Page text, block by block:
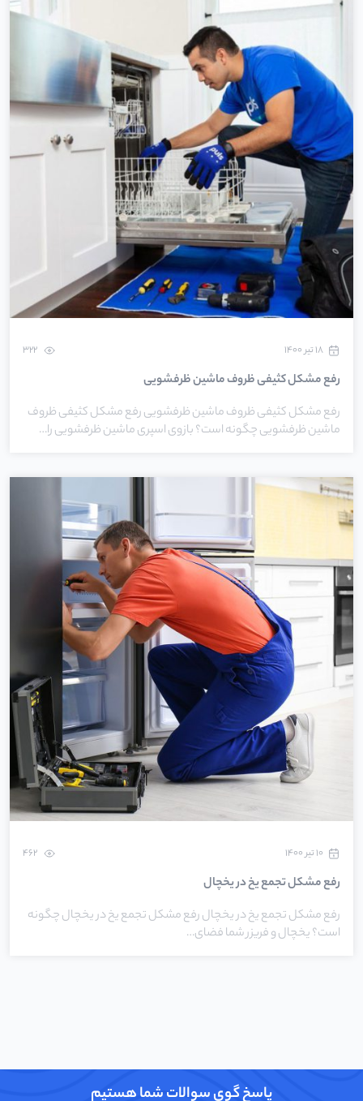
۱۸ تیر ۱۴۰۰
رفع مشکل کثیفی ظروف ماشین ظرفشویی
رفع مشکل کثیفی ظروف ماشین ظرفشویی رفع مشکل کثیفی ظروف
ماشین ظرفشویی چگونه است؟ بازوی اسپری ماشین ظرفشویی را…
۱۰ تیر ۱۴۰۰
رفع مشکل تجمع یخ در یخچال
رفع مشکل تجمع یخ در یخچال رفع مشکل تجمع یخ در یخچال چگونه
است؟ یخچال و فریزر شما فضای…
پاسخ گوی سوالات شما هستیم